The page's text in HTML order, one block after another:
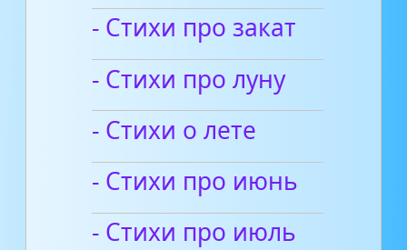
- Стихи про закат
- Стихи про луну
- Стихи о лете
- Стихи про июнь
- Стихи про июль